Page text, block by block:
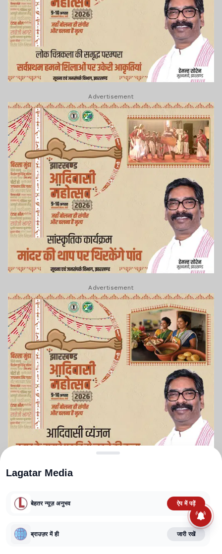
Advertisement
Advertisement
TERMS AND CONDITIONS
CORRECTIONS POLICY
FACT CHECKING POLICY
Lagatar Media
बेहतर न्यूज़ अनुभव ऐप में पढ़ें
ब्राउज़र में ही जारी रखें